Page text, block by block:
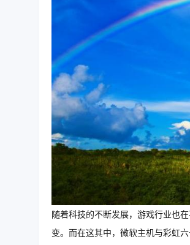
随着科技的不断发展，游戏行业也
变。而在这其中，微软主机与彩虹